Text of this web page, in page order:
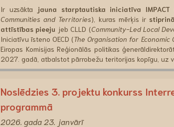
Ir uzsākta jauna starptautiska iniciatīva IMPACT
Communities and Territories), kuras mērķis ir
attīstības pieeju jeb CLLD (Community-Led Local
Iniciatīvu īsteno OECD (The Organisation for
Eiropas Komisijas Reģionālās politikas
2027. gadā, atbalstot pārrobežu teritorijas kopīgu, uz
Noslēdzies 3. projektu konkurss
programmā
2026. gada 23. janvārī